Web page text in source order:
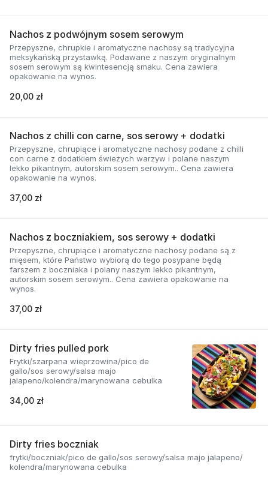
Nachos z podwójnym sosem serowym
Przepyszne, chrupkie i aromatyczne nachosy są tradycyjna
meksykańską przystawką. Podawane z naszym oryginalnym
sosem serowym są kwintesencją smaku. Cena zawiera
opakowanie na wynos.
20,00 zł
Nachos z chilli con carne, sos serowy + dodatki
Przepyszne, chrupiące i aromatyczne nachosy podane z chilli
con carne z dodatkiem świeżych warzyw i polane naszym
lekko pikantnym, autorskim sosem serowym.. Cena zawiera
opakowanie na wynos.
37,00 zł
Nachos z boczniakiem, sos serowy + dodatki
Przepyszne, chrupiące i aromatyczne nachosy podane są z
mięsem, które Państwo wybiorą do tego posypane będą
farszem z boczniaka i polany naszym lekko pikantnym,
autorskim sosem serowym.. Cena zawiera opakowanie na
wynos.
37,00 zł
Dirty fries pulled pork
Frytki/szarpana wieprzowina/pico de
gallo/sos serowy/salsa majo
jalapeno/kolendra/marynowana cebulka
34,00 zł
Dirty fries boczniak
frytki/boczniak/pico de gallo/sos serowy/salsa majo jalapeno/
kolendra/marynowana cebulka